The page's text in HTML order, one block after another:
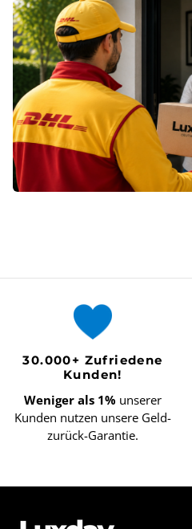
30.000+ Zufriedene
Kunden!
Weniger als 1% unserer
Kunden nutzen unsere Geld-
zurück-Garantie.